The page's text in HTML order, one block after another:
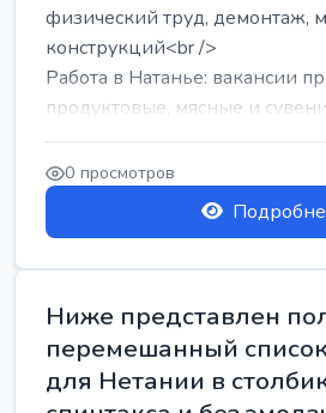
физический труд, демонтаж,
конструкций<br />
Работа в Натанье: вакансии
продуктовые, мясные и
Разнорабочий на сборку м...
0 просмотров
Ниже представлен
перемешанный
для Нетании в